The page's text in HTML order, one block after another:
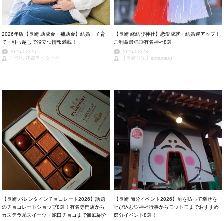
2026年版【長崎 助成金・補助金】結婚・子育
て・引っ越しで役立つ情報満載！
2026/02/26
ご当地 花嫁ライター⁂*
【長崎 縁結び神社】恋愛成就・結婚運アップ！
ご利益最強◎有名神社8選
2026/02/23
【長崎公認】soramaru
【長崎 バレンタインチョコレート2026】話題
のチョコレートショップ8選！有名専門店から
カステラ系スイーツ・蛇口チョコまで徹底紹介
【長崎 節分イベント2026】厄を払って幸せを
呼び込む♡神社行事からモットモまでおすすめ
節分イベント8選！